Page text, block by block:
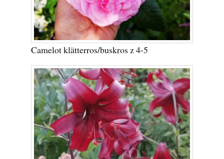
Camelot klätterros/buskros z 4-5